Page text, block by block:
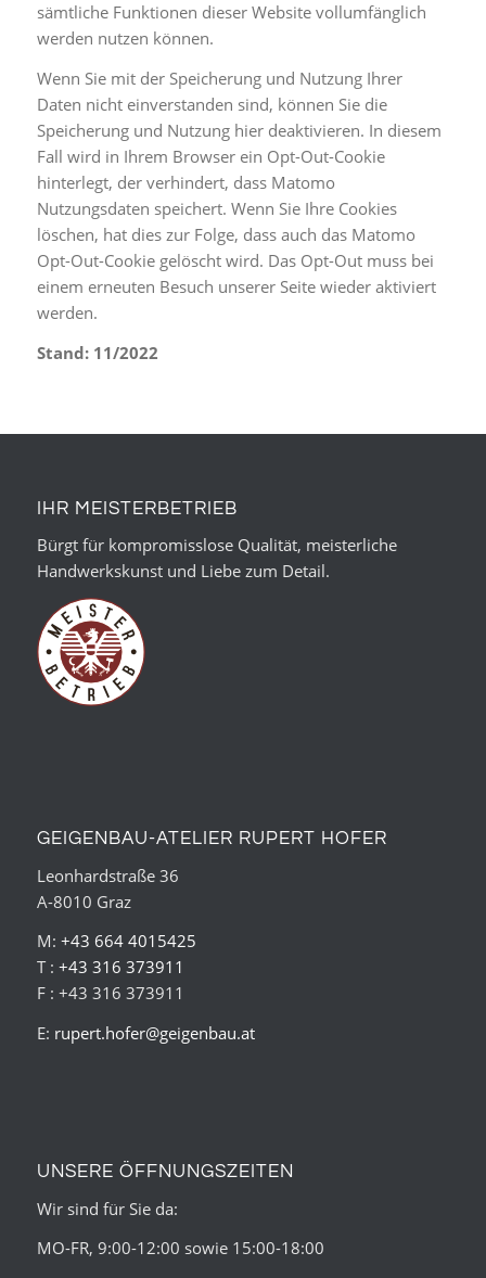
sämtliche Funktionen dieser Website vollumfänglich
werden nutzen können.
Wenn Sie mit der Speicherung und Nutzung Ihrer
Daten nicht einverstanden sind, können Sie die
Speicherung und Nutzung hier deaktivieren. In diesem
Fall wird in Ihrem Browser ein Opt-Out-Cookie
hinterlegt, der verhindert, dass Matomo
Nutzungsdaten speichert. Wenn Sie Ihre Cookies
löschen, hat dies zur Folge, dass auch das Matomo
Opt-Out-Cookie gelöscht wird. Das Opt-Out muss bei
einem erneuten Besuch unserer Seite wieder aktiviert
werden.
Stand: 11/2022
IHR MEISTERBETRIEB
Bürgt für kompromisslose Qualität, meisterliche
Handwerkskunst und Liebe zum Detail.
GEIGENBAU-ATELIER RUPERT HOFER
Leonhardstraße 36
A-8010 Graz
M: +43 664 4015425
T : +43 316 373911
F : +43 316 373911
E: rupert.hofer@geigenbau.at
UNSERE ÖFFNUNGSZEITEN
Wir sind für Sie da:
MO-FR, 9:00-12:00 sowie 15:00-18:00